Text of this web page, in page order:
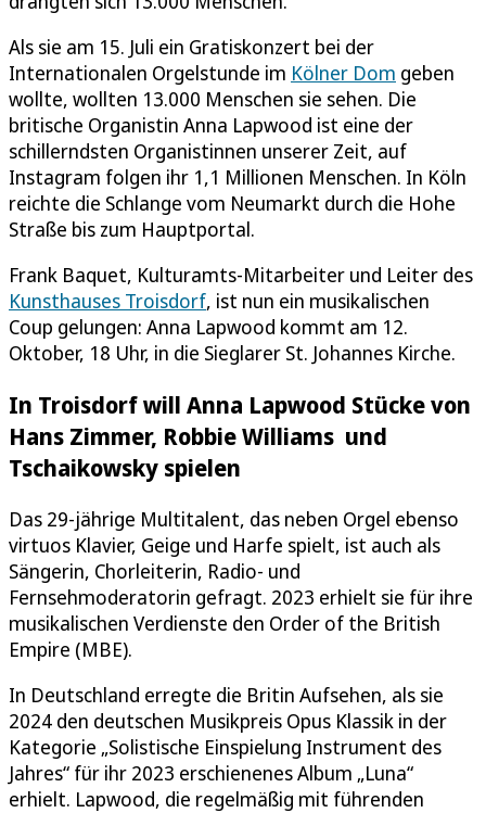
Als sie am 15. Juli ein Gratiskonzert bei der
Internationalen Orgelstunde im Kölner Dom geben
wollte, wollten 13.000 Menschen sie sehen. Die
britische Organistin Anna Lapwood ist eine der
schillerndsten Organistinnen unserer Zeit, auf
Instagram folgen ihr 1,1 Millionen Menschen. In Köln
reichte die Schlange vom Neumarkt durch die Hohe
Straße bis zum Hauptportal.
Frank Baquet, Kulturamts-Mitarbeiter und Leiter des
Kunsthauses Troisdorf, ist nun ein musikalischen
Coup gelungen: Anna Lapwood kommt am 12.
Oktober, 18 Uhr, in die Sieglarer St. Johannes Kirche.
In Troisdorf will Anna Lapwood Stücke von
Hans Zimmer, Robbie Williams und
Tschaikowsky spielen
Das 29-jährige Multitalent, das neben Orgel ebenso
virtuos Klavier, Geige und Harfe spielt, ist auch als
Sängerin, Chorleiterin, Radio- und
Fernsehmoderatorin gefragt. 2023 erhielt sie für ihre
musikalischen Verdienste den Order of the British
Empire (MBE).
In Deutschland erregte die Britin Aufsehen, als sie
2024 den deutschen Musikpreis Opus Klassik in der
Kategorie „Solistische Einspielung Instrument des
Jahres“ für ihr 2023 erschienenes Album „Luna“
erhielt. Lapwood, die regelmäßig mit führenden